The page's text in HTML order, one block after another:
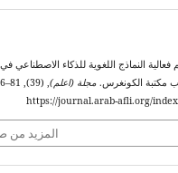
ن. (2026). تقييم فعالية النماذج اللغوية للذكاء
مكتبة الكونغرس. مجلة (اعلم)
https://journal.arab-afli.org/
المزيد من